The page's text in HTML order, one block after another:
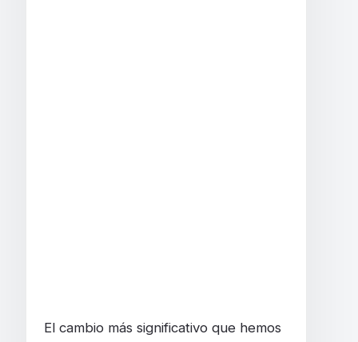
El cambio más significativo que hemos